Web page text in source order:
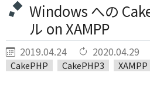
Windows への
ル on XAMPP
2019.04.24 2020.04.29
CakePHP CakePHP3 XAMPP